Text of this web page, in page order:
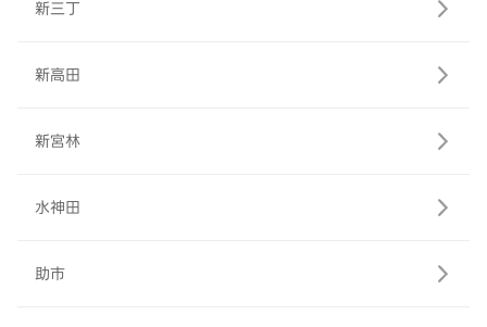
新三丁
新高田
新宮林
水神田
助市